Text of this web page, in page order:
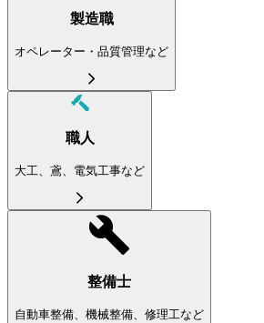
製造職
オペレーター・品質管理など
職人
大工、鳶、電気工事など
整備士
自動車整備、機械整備、修理工など